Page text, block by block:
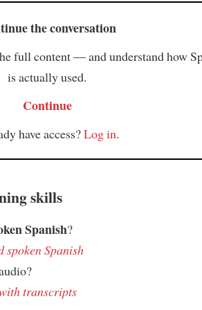
the conversation
full content — and understand how
is actually used.
Continue
have access?Log in.
skills
Spanish?
spoken Spanish
transcripts